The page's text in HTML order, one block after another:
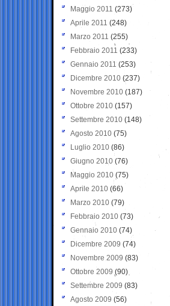
Maggio 2011 (273)
Aprile 2011 (248)
Marzo 2011 (255)
Febbraio 2011 (233)
Gennaio 2011 (253)
Dicembre 2010 (237)
Novembre 2010 (187)
Ottobre 2010 (157)
Settembre 2010 (148)
Agosto 2010 (75)
Luglio 2010 (86)
Giugno 2010 (76)
Maggio 2010 (75)
Aprile 2010 (66)
Marzo 2010 (79)
Febbraio 2010 (73)
Gennaio 2010 (74)
Dicembre 2009 (74)
Novembre 2009 (83)
Ottobre 2009 (90)
Settembre 2009 (83)
Agosto 2009 (56)